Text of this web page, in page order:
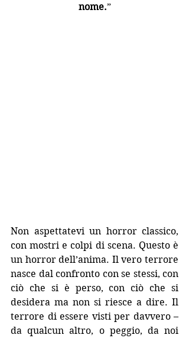
nome.”
Non aspettatevi un horror classico,
con mostri e colpi di scena. Questo è
un horror dell’anima. Il vero terrore
nasce dal confronto con se stessi, con
ciò che si è perso, con ciò che si
desidera ma non si riesce a dire. Il
terrore di essere visti per davvero –
da qualcun altro, o peggio, da noi